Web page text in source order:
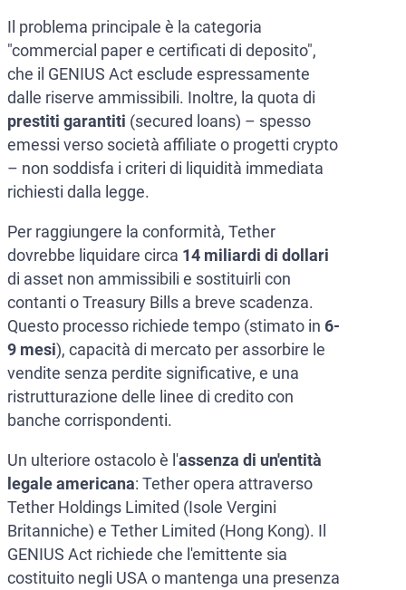
Il problema principale è la categoria
"commercial paper e certificati di deposito",
che il GENIUS Act esclude espressamente
dalle riserve ammissibili. Inoltre, la quota di
prestiti garantiti (secured loans) – spesso
emessi verso società affiliate o progetti crypto
– non soddisfa i criteri di liquidità immediata
richiesti dalla legge.
Per raggiungere la conformità, Tether
dovrebbe liquidare circa 14 miliardi di dollari
di asset non ammissibili e sostituirli con
contanti o Treasury Bills a breve scadenza.
Questo processo richiede tempo (stimato in 6-
9 mesi), capacità di mercato per assorbire le
vendite senza perdite significative, e una
ristrutturazione delle linee di credito con
banche corrispondenti.
Un ulteriore ostacolo è l'assenza di un'entità
legale americana: Tether opera attraverso
Tether Holdings Limited (Isole Vergini
Britanniche) e Tether Limited (Hong Kong). Il
GENIUS Act richiede che l'emittente sia
costituito negli USA o mantenga una presenza